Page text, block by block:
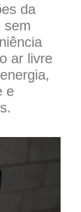
da
sem
ar livre
e